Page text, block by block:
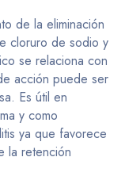
de la eliminación
cloruro de sodio y
se relaciona con
acción puede ser
Es útil en
y como
ya que favorece
la retención